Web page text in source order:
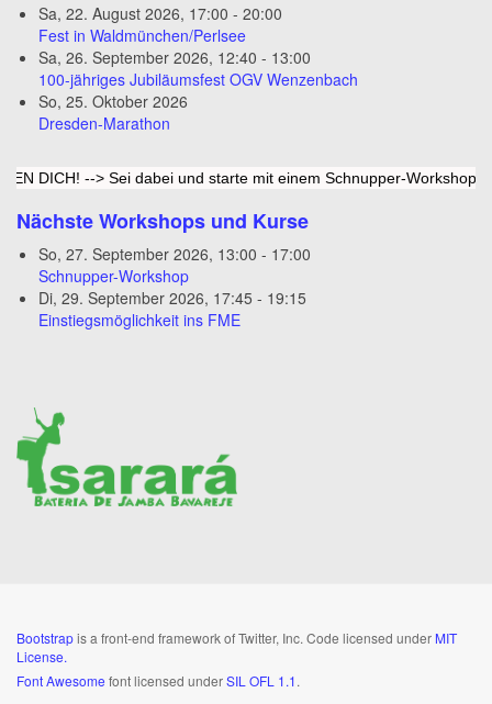
Sa, 22. August 2026, 17:00 - 20:00
Fest in Waldmünchen/Perlsee
Sa, 26. September 2026, 12:40 - 13:00
100-jähriges Jubiläumsfest OGV Wenzenbach
So, 25. Oktober 2026
Dresden-Marathon
> Sei dabei und starte mit einem Schnupper-Workshop bei uns
Nächste Workshops und Kurse
So, 27. September 2026, 13:00 - 17:00
Schnupper-Workshop
Di, 29. September 2026, 17:45 - 19:15
Einstiegsmöglichkeit ins FME
Bootstrapis a front-end framework of Twitter, Inc. Code licensed under MIT
License.
Font Awesome font licensed underSIL OFL 1.1.